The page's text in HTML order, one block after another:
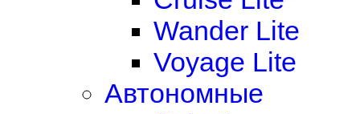
Wander Lite
Voyage Lite
Автономные